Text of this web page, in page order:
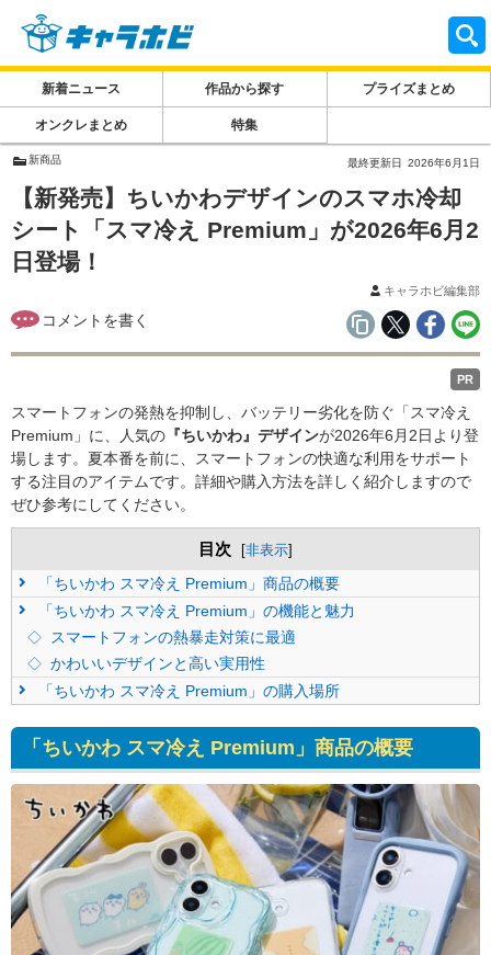
新着ニュース 作品から探す プライズまとめ
オンクレまとめ 特集
新商品 最終更新日 2026年6月1日
【新発売】ちいかわデザインのスマホ冷却
シート「スマ冷え Premium」が2026年6月2
日登場！
キャラホビ編集部
PR
スマートフォンの発熱を抑制し、バッテリー劣化を防ぐ「スマ冷え
Premium」に、人気の 『ちいかわ』デザインが2026年6月2日より登
場します。夏本番を前に、スマートフォンの快適な利用をサポート
する注目のアイテムです。詳細や購入方法を詳しく紹介しますので
ぜひ参考にしてください。
目次 [非表示]
「ちいかわ スマ冷え Premium」商品の概要
「ちいかわ スマ冷え Premium」の機能と魅力
スマートフォンの熱暴走対策に最適
かわいいデザインと高い実用性
「ちいかわ スマ冷え Premium」の購入場所
「ちいかわ スマ冷え Premium」商品の概要